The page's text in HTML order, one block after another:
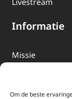
Om de beste
Informatie
Missie